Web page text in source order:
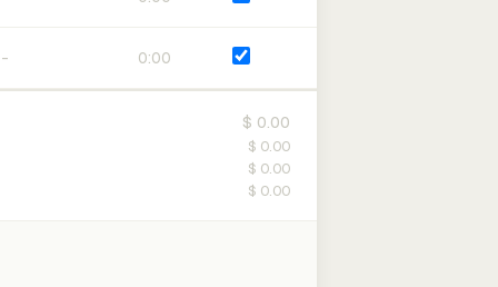
0:00
$ 0.00
$ 0.00
$ 0.00
$ 0.00